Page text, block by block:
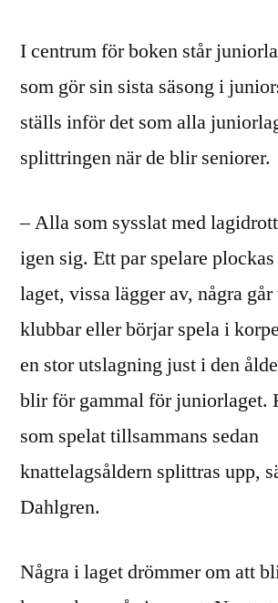
I centrum för boken står
som gör sin sista säsong i
ställs inför det som alla
splittringen när de blir seniorer.
– Alla som sysslat med
igen sig. Ett par spelare
laget, vissa lägger av, några
klubbar eller börjar spela i
en stor utslagning just i den
blir för gammal för juniorlaget.
som spelat tillsammans sedan
knattelagsåldern splittras upp,
Dahlgren.
Några i laget drömmer om att